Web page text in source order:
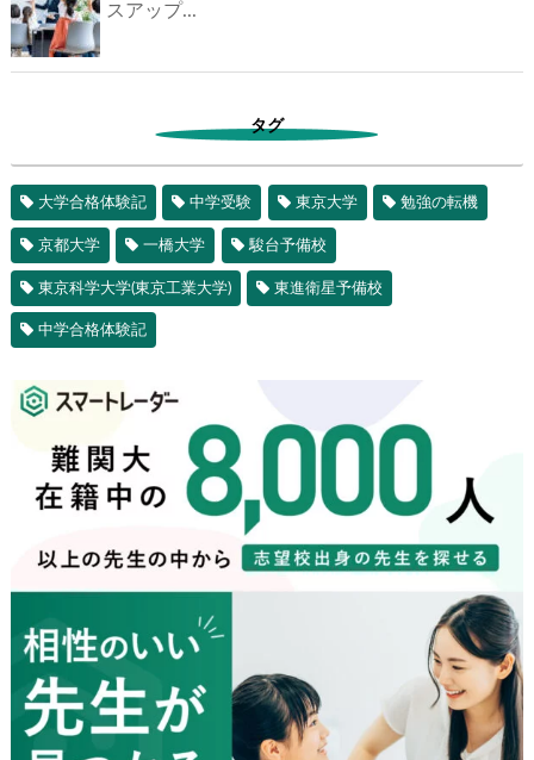
スアップ...
タグ
大学合格体験記 中学受験 東京大学 勉強の転機
京都大学 一橋大学 駿台予備校
東京科学大学(東京工業大学) 東進衛星予備校
中学合格体験記